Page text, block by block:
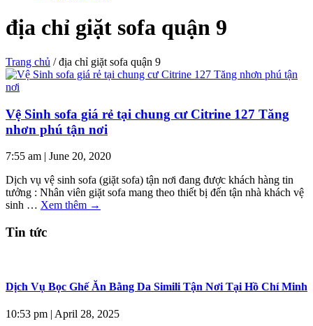
địa chỉ giặt sofa quận 9
Trang chủ /địa chỉ giặt sofa quận 9
Vệ Sinh sofa giá rẻ tại chung cư Citrine 127 Tăng
nhơn phú tận nơi
7:55 am | June 20, 2020
Dịch vụ vệ sinh sofa (giặt sofa) tận nơi đang được khách hàng tin
tưởng : Nhân viên giặt sofa mang theo thiết bị đến tận nhà khách vệ
sinh … Xem thêm →
Tin tức
Dịch Vụ Bọc Ghế Ăn Bằng Da Simili Tận Nơi Tại Hồ Chí Minh
10:53 pm | April 28, 2025